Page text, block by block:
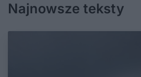
Najnowsze teksty